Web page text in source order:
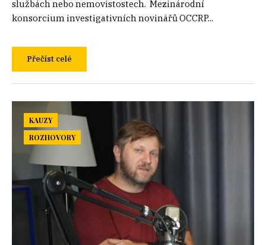
službách nebo nemovistostech. Mezinárodní
konsorcium investigativních novinářů OCCRP...
Přečíst celé
KAUZY
ROZHOVORY